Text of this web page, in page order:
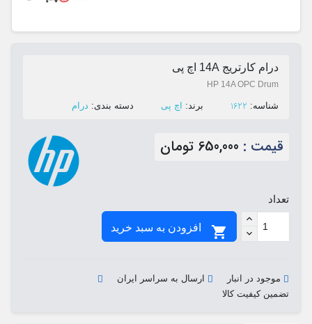
درام کارتریج 14A اچ پی
HP 14A OPC Drum
ﺷﻨﺎﺳﻪ: 1622 ﺑﺮﻧﺪ: اچ پی ﺩﺳﺘﻪ ﺑﻨﺪی: درام
قیمت : 650,000 تومان
تعداد

موجود در انبار
ارسال به سراسر ایران
تضمین کیفیت کالا